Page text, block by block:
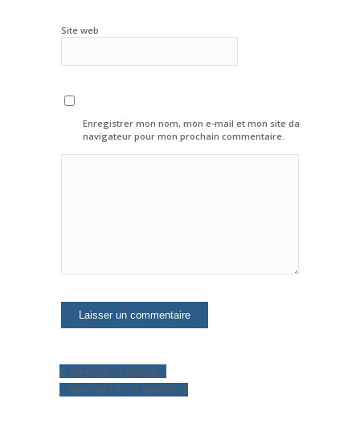
Site web
Enregistrer mon nom, mon e-mail et mon site dans le
navigateur pour mon prochain commentaire.
Mexique – Portugal
Sporting CP – SL Benfica